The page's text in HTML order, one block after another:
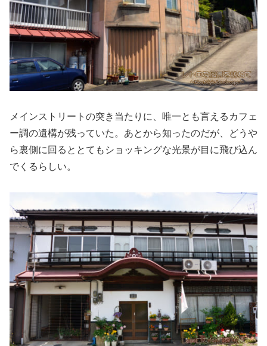
メインストリートの突き当たりに、唯一とも言えるカフェ
ー調の遺構が残っていた。あとから知ったのだが、どうや
ら裏側に回るととてもショッキングな光景が目に飛び込ん
でくるらしい。